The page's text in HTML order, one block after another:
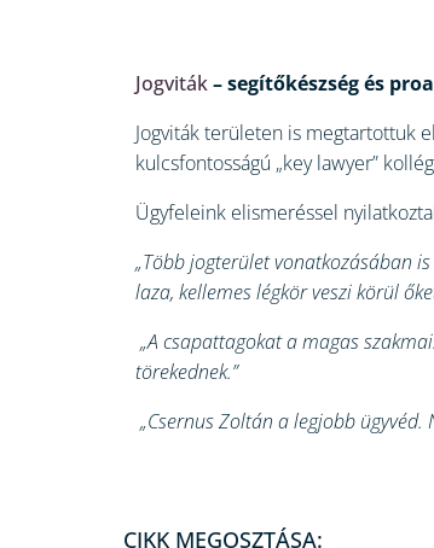
Jogviták– segítőkészség és
Jogviták területen is megtartottuk
kulcsfontosságú „key lawyer”
Ügyfeleink elismeréssel
„Több jogterület vonatkozásában
laza, kellemes légkör veszi körül
„A csapattagokat a magas
törekednek.”
„Csernus Zoltán a legjobb
CIKK MEGOSZTÁSA: